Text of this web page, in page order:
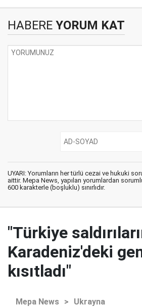
HABERE YORUM KAT
UYARI: Yorumların her türlü cezai ve hukuki
aittir. Mepa News, yapılan yorumlardan
600 karakterle (boşluklu) sınırlıdır.
"Türkiye
Karadeniz'deki
kısıtladı"
Mepa News > Ukrayna